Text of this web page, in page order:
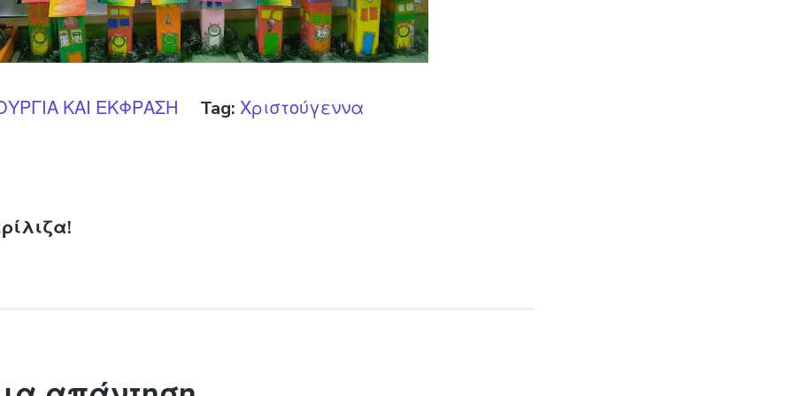
ΚΑΙ ΕΚΦΡΑΣΗ Tag: Χριστούγεννα
άρθρων